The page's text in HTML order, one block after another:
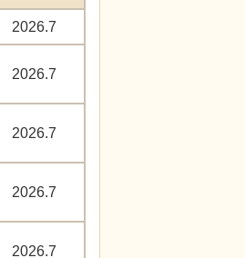
2026.7
2026.7
2026.7
2026.7
2026.7